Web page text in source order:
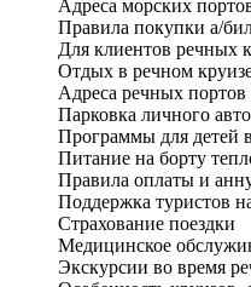
Адреса морских
Правила покупки а/
Для клиентов речных
Отдых в речном
Адреса речных портов
Парковка личного
Программы для детей
Питание на борту
Правила оплаты и
Поддержка туристов
Страхование поездки
Медицинское
Экскурсии во время